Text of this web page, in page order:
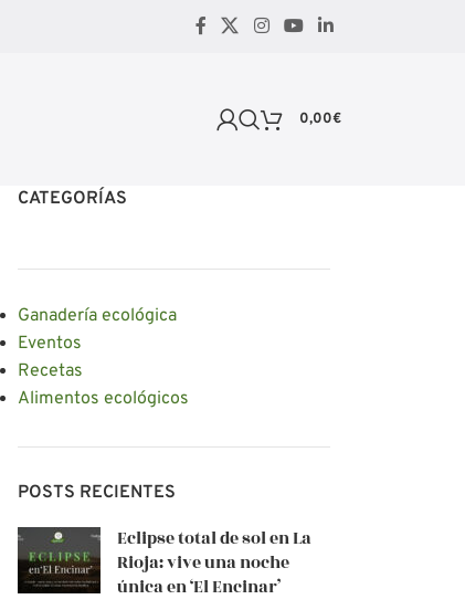
0,00€
CATEGORÍAS
Ganadería ecológica
Eventos
Recetas
Alimentos ecológicos
POSTS RECIENTES
Eclipse total de sol en La
Rioja: vive una noche
única en ‘El Encinar’